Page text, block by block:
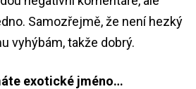
Samozřejmě, že není hezký
vyhýbám, takže dobrý.
exotické jméno…